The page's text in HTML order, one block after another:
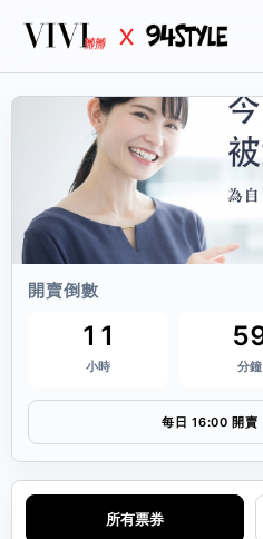
開賣倒數
11
小時 分鐘
每日 16:00 開賣
所有票券